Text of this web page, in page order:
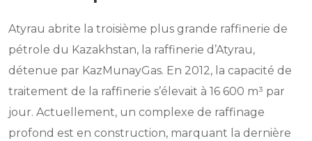
Atyrau abrite la troisième plus grande raffinerie de
pétrole du Kazakhstan, la raffinerie d’Atyrau,
détenue par KazMunayGas. En 2012, la capacité de
traitement de la raffinerie s’élevait à 16 600 m³ par
jour. Actuellement, un complexe de raffinage
profond est en construction, marquant la dernière